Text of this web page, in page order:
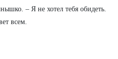
– Я не хотел тебя обидеть.
всем.